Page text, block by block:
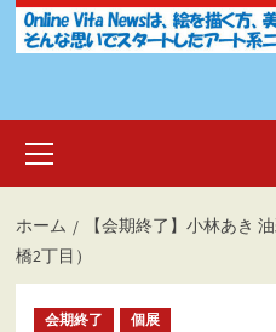
イ
ン
ニ
ュ
ー
ホーム
【会期終了】小林あき
橋2丁目）
会期終了 個展